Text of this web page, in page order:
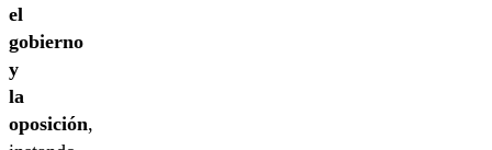
el
gobierno
y
la
oposición,